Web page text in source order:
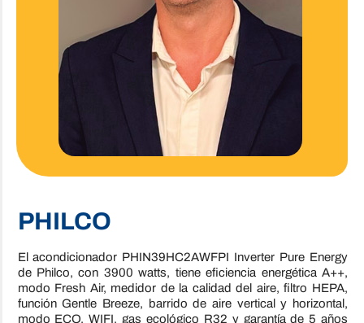
PHILCO
El acondicionador PHIN39HC2AWFPI Inverter Pure Energy
de Philco, con 3900 watts, tiene eficiencia energética A++,
modo Fresh Air, medidor de la calidad del aire, filtro HEPA,
función Gentle Breeze, barrido de aire vertical y horizontal,
modo ECO, WIFI, gas ecológico R32 y garantía de 5 años